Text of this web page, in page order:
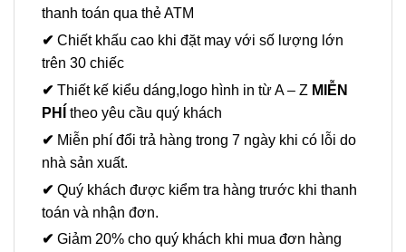
thanh toán qua thẻ ATM
✔ Chiết khấu cao khi đặt may với số lượng lớn
trên 30 chiếc
✔ Thiết kế kiểu dáng,logo hình in từ A – Z MIỄN
PHÍ theo yêu cầu quý khách
✔ Miễn phí đổi trả hàng trong 7 ngày khi có lỗi do
nhà sản xuất.
✔ Quý khách được kiểm tra hàng trước khi thanh
toán và nhận đơn.
✔ Giảm 20% cho quý khách khi mua đơn hàng